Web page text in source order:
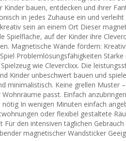
bauen, entdecken und ihrer
in jedes Zuhause ein und
sein an einem Ort Dieser
auf der Kinder ihre
Magnetische Wände fördern:
Problemlösungsfähigkeiten
wie Cleverclixx. Die
Kinder unbeschwert bauen und
minimalistisch. Keine grellen Muster
passt. Einfach
In wenigen Minuten einfach
oder flexibel gestaltete
den intensiven täglichen
magnetischer Wandsticker